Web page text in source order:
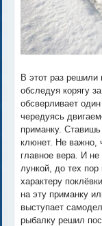
В этот раз решили
обследуя корягу
обсверливает
чередуясь
приманку.
клюнет. Не важно,
главное вера. И
лункой, до тех
характеру
на эту приманку
выступает
рыбалку решил